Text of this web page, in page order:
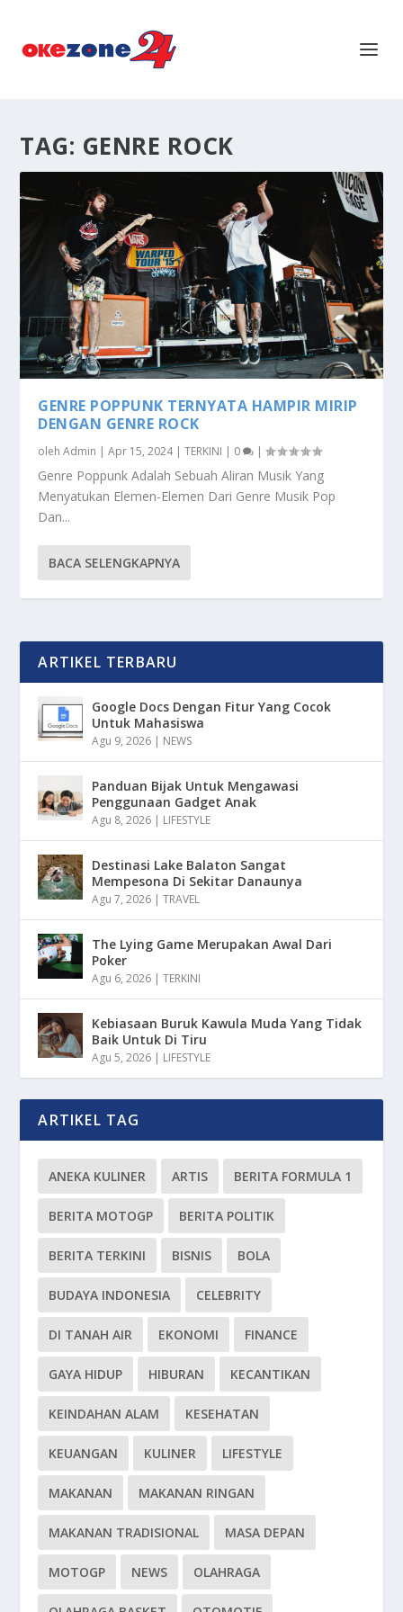
TAG: GENRE ROCK
GENRE POPPUNK TERNYATA HAMPIR MIRIP
DENGAN GENRE ROCK
olehAdmin |Apr 15, 2024|TERKINI | 0 |
Genre Poppunk Adalah Sebuah Aliran Musik Yang
Menyatukan Elemen-Elemen Dari Genre Musik Pop
Dan...
BACA SELENGKAPNYA
ARTIKEL TERBARU
Google Docs Dengan Fitur Yang Cocok
Untuk Mahasiswa
Agu 9, 2026 | NEWS
Panduan Bijak Untuk Mengawasi
Penggunaan Gadget Anak
Agu 8, 2026 | LIFESTYLE
Destinasi Lake Balaton Sangat
Mempesona Di Sekitar Danaunya
Agu 7, 2026 |TRAVEL
The Lying Game Merupakan Awal Dari
Poker
Agu 6, 2026 |TERKINI
Kebiasaan Buruk Kawula Muda Yang Tidak
Baik Untuk Di Tiru
Agu 5, 2026 | LIFESTYLE
ARTIKEL TAG
ANEKA KULINER ARTIS BERITA FORMULA 1
BERITA MOTOGP BERITA POLITIK
BERITA TERKINI BISNIS BOLA
BUDAYA INDONESIA CELEBRITY
DI TANAH AIR EKONOMI FINANCE
GAYA HIDUP HIBURAN KECANTIKAN
KEINDAHAN ALAM KESEHATAN
KEUANGAN KULINER LIFESTYLE
MAKANAN MAKANAN RINGAN
MAKANAN TRADISIONAL MASA DEPAN
MOTOGP NEWS OLAHRAGA